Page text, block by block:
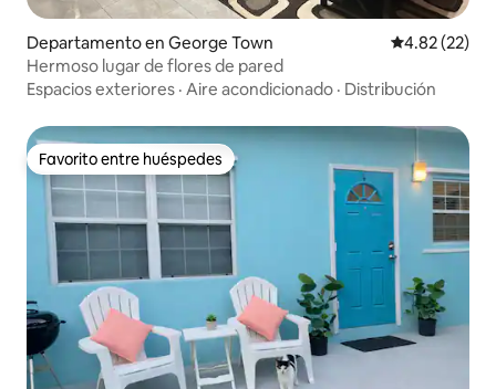
Departamento en George Town Calificación
4.82 (22)
Hermoso lugar de flores de pared
Espacios exteriores · Aire acondicionado · Distribución
Favorito entre huéspedes
Favorito entre huéspedes